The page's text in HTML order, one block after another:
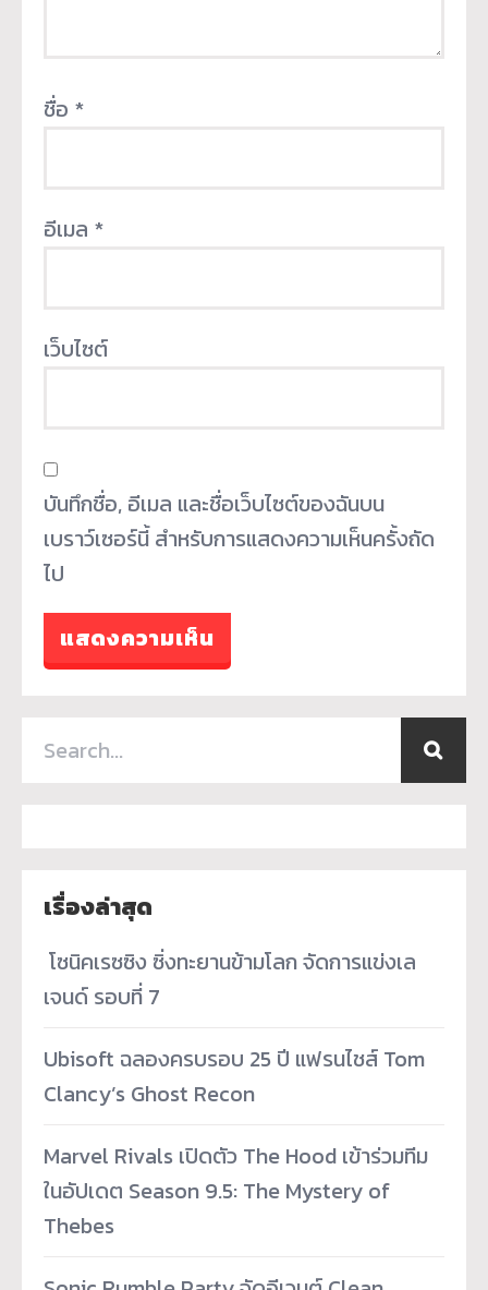
ชื่อ *
อีเมล *
เว็บไซต์
บันทึกชื่อ, อีเมล และชื่อเว็บไซต์ของฉันบน
เบราว์เซอร์นี้ สำหรับการแสดงความเห็นครั้งถัด
ไป
เรื่องล่าสุด
­ โซนิคเรซซิง ซิ่งทะยานข้ามโลก จัดการแข่งเล
เจนด์ รอบที่ 7
Ubisoft ฉลองครบรอบ 25 ปี แฟรนไชส์ Tom
Clancy’s Ghost Recon
Marvel Rivals เปิดตัว The Hood เข้าร่วมทีม
ในอัปเดต Season 9.5: The Mystery of
Thebes